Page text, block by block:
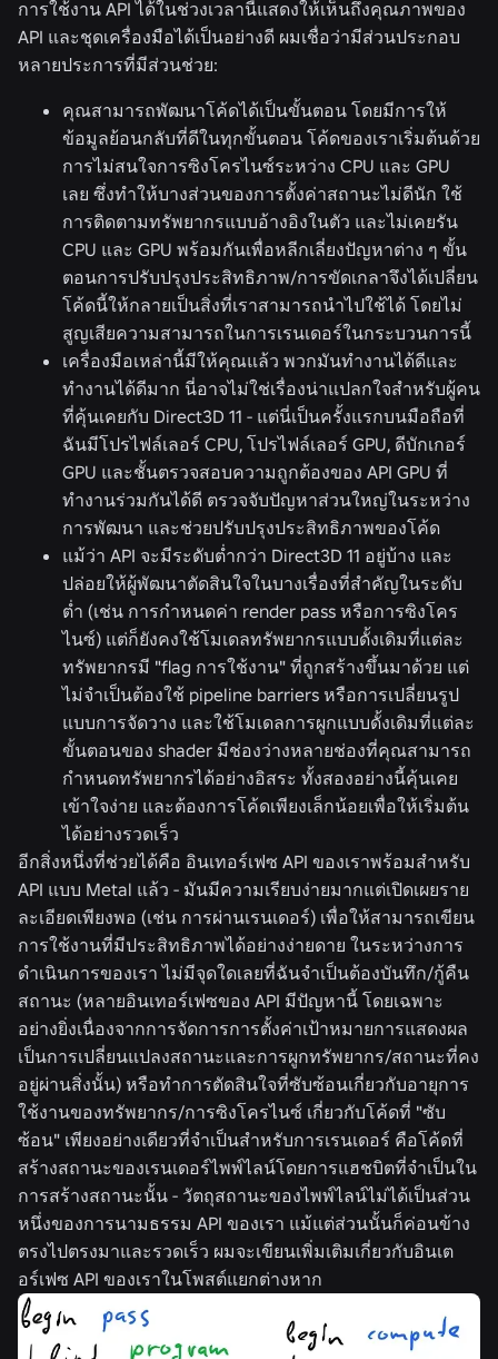
การใช้งาน API ได้ในช่วงเวลานี้แสดงให้เห็นถึงคุณภาพของ
API และชุดเครื่องมือได้เป็นอย่างดี ผมเชื่อว่ามีส่วนประกอบ
หลายประการที่มีส่วนช่วย:
คุณสามารถพัฒนาโค้ดได้เป็นขั้นตอน โดยมีการให้
ข้อมูลย้อนกลับที่ดีในทุกขั้นตอน โค้ดของเราเริ่มต้นด้วย
การไม่สนใจการซิงโครไนซ์ระหว่าง CPU และ GPU
เลย ซึ่งทำให้บางส่วนของการตั้งค่าสถานะไม่ดีนัก ใช้
การติดตามทรัพยากรแบบอ้างอิงในตัว และไม่เคยรัน
CPU และ GPU พร้อมกันเพื่อหลีกเลี่ยงปัญหาต่าง ๆ ขั้น
ตอนการปรับปรุงประสิทธิภาพ/การขัดเกลาจึงได้เปลี่ยน
โค้ดนี้ให้กลายเป็นสิ่งที่เราสามารถนำไปใช้ได้ โดยไม่
สูญเสียความสามารถในการเรนเดอร์ในกระบวนการนี้
เครื่องมือเหล่านี้มีให้คุณแล้ว พวกมันทำงานได้ดีและ
ทำงานได้ดีมาก นี่อาจไม่ใช่เรื่องน่าแปลกใจสำหรับผู้คน
ที่คุ้นเคยกับ Direct3D 11 - แต่นี่เป็นครั้งแรกบนมือถือที่
ฉันมีโปรไฟล์เลอร์ CPU, โปรไฟล์เลอร์ GPU, ดีบักเกอร์
GPU และชั้นตรวจสอบความถูกต้องของ API GPU ที่
ทำงานร่วมกันได้ดี ตรวจจับปัญหาส่วนใหญ่ในระหว่าง
การพัฒนา และช่วยปรับปรุงประสิทธิภาพของโค้ด
แม้ว่า API จะมีระดับต่ำกว่า Direct3D 11 อยู่บ้าง และ
ปล่อยให้ผู้พัฒนาตัดสินใจในบางเรื่องที่สำคัญในระดับ
ต่ำ (เช่น การกำหนดค่า render pass หรือการซิงโคร
ไนซ์) แต่ก็ยังคงใช้โมเดลทรัพยากรแบบดั้งเดิมที่แต่ละ
ทรัพยากรมี "flag การใช้งาน" ที่ถูกสร้างขึ้นมาด้วย แต่
ไม่จำเป็นต้องใช้ pipeline barriers หรือการเปลี่ยนรูป
แบบการจัดวาง และใช้โมเดลการผูกแบบดั้งเดิมที่แต่ละ
ขั้นตอนของ shader มีช่องว่างหลายช่องที่คุณสามารถ
กำหนดทรัพยากรได้อย่างอิสระ ทั้งสองอย่างนี้คุ้นเคย
เข้าใจง่าย และต้องการโค้ดเพียงเล็กน้อยเพื่อให้เริ่มต้น
ได้อย่างรวดเร็ว
อีกสิ่งหนึ่งที่ช่วยได้คือ อินเทอร์เฟซ API ของเราพร้อมสำหรับ
API แบบ Metal แล้ว - มันมีความเรียบง่ายมากแต่เปิดเผยราย
ละเอียดเพียงพอ (เช่น การผ่านเรนเดอร์) เพื่อให้สามารถเขียน
การใช้งานที่มีประสิทธิภาพได้อย่างง่ายดาย ในระหว่างการ
ดำเนินการของเรา ไม่มีจุดใดเลยที่ฉันจำเป็นต้องบันทึก/กู้คืน
สถานะ (หลายอินเทอร์เฟซของ API มีปัญหานี้ โดยเฉพาะ
อย่างยิ่งเนื่องจากการจัดการการตั้งค่าเป้าหมายการแสดงผล
เป็นการเปลี่ยนแปลงสถานะและการผูกทรัพยากร/สถานะที่คง
อยู่ผ่านสิ่งนั้น) หรือทำการตัดสินใจที่ซับซ้อนเกี่ยวกับอายุการ
ใช้งานของทรัพยากร/การซิงโครไนซ์ เกี่ยวกับโค้ดที่ "ซับ
ซ้อน" เพียงอย่างเดียวที่จำเป็นสำหรับการเรนเดอร์ คือโค้ดที่
สร้างสถานะของเรนเดอร์ไพพ์ไลน์โดยการแฮชบิตที่จำเป็นใน
การสร้างสถานะนั้น - วัตถุสถานะของไพพ์ไลน์ไม่ได้เป็นส่วน
หนึ่งของการนามธรรม API ของเรา แม้แต่ส่วนนั้นก็ค่อนข้าง
ตรงไปตรงมาและรวดเร็ว ผมจะเขียนเพิ่มเติมเกี่ยวกับอินเต
อร์เฟซ API ของเราในโพสต์แยกต่างหาก